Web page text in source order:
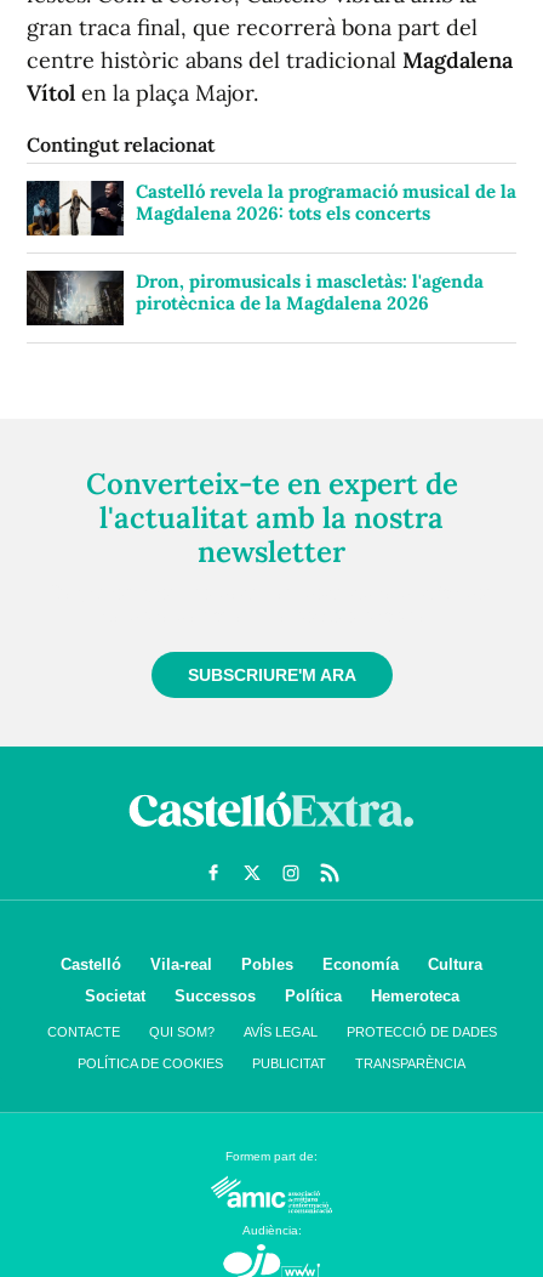
gran traca final, que recorrerà bona part del
centre històric abans del tradicional Magdalena
Vítol en la plaça Major.
Contingut relacionat
Castelló revela la programació musical de la
Magdalena 2026: tots els concerts
Dron, piromusicals i mascletàs: l'agenda
pirotècnica de la Magdalena 2026
Converteix-te en expert de
l'actualitat amb la nostra
newsletter
SUBSCRIURE'M ARA
Castelló Vila-real Pobles Economía
Cultura
Societat
Successos Política Hemeroteca
CONTACTE QUI SOM? AVÍS LEGAL PROTECCIÓ DE DADES
POLÍTICA DE COOKIES PUBLICITAT TRANSPARÈNCIA
Formem part de:
Audiència: